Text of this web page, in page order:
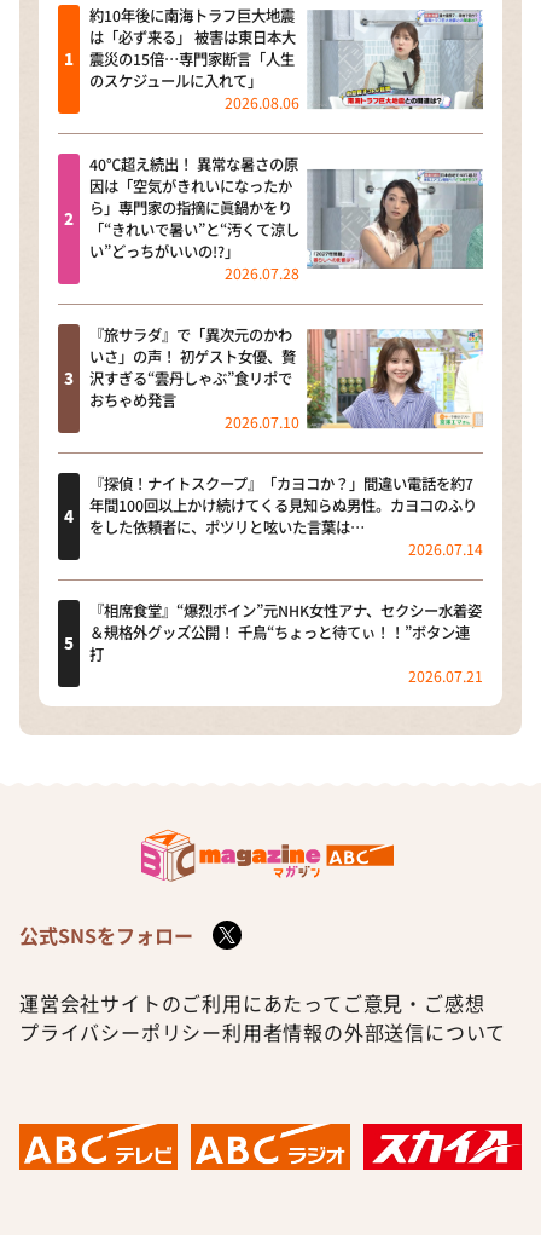
約10年後に南海トラフ巨大地震
は「必ず来る」 被害は東日本大
震災の15倍…専門家断言「人生
のスケジュールに入れて」
2026.08.06
40℃超え続出！ 異常な暑さの原
因は「空気がきれいになったか
ら」専門家の指摘に眞鍋かをり
「“きれいで暑い”と“汚くて涼し
い”どっちがいいの!?」
2026.07.28
『旅サラダ』で「異次元のかわ
いさ」の声！ 初ゲスト女優、贅
沢すぎる“雲丹しゃぶ”食リポで
おちゃめ発言
2026.07.10
『探偵！ナイトスクープ』「カヨコか？」間違い電話を約7
年間100回以上かけ続けてくる見知らぬ男性。カヨコのふり
をした依頼者に、ポツリと呟いた言葉は…
2026.07.14
『相席食堂』“爆烈ボイン”元NHK女性アナ、セクシー水着姿
＆規格外グッズ公開！ 千鳥“ちょっと待てぃ！！”ボタン連
打
2026.07.21
公式SNSをフォロー
運営会社サイトのご利用にあたって ご意見・ご感想
プライバシーポリシー利用者情報の外部送信について